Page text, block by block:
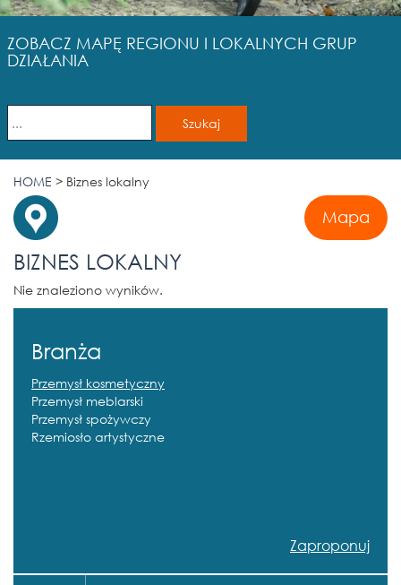
ZOBACZ MAPĘ REGIONU I LOKALNYCH GRUP
DZIAŁANIA
HOME > Biznes lokalny
Mapa
BIZNES LOKALNY
Nie znaleziono wyników.
Branża
Przemysł kosmetyczny
Przemysł meblarski
Przemysł spożywczy
Rzemiosło artystyczne
Zaproponuj